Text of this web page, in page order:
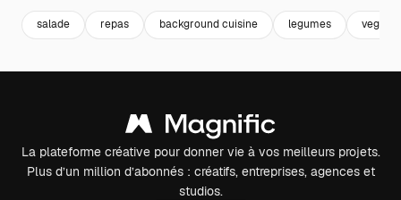
salade repas background cuisine legumes
La plateforme créative pour donner vie à vos meilleurs projets.
Plus d’un million d’abonnés : créatifs, entreprises, agences et
studios.